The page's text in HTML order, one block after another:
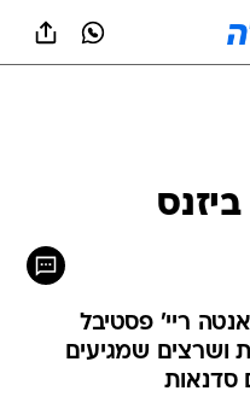
ריי' פסטיבל
ושרצים שמגיעים
סדנאות